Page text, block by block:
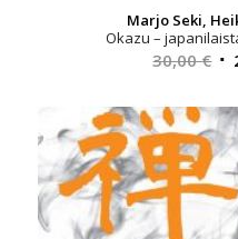
Marjo Seki,
Okazu –
30,00€